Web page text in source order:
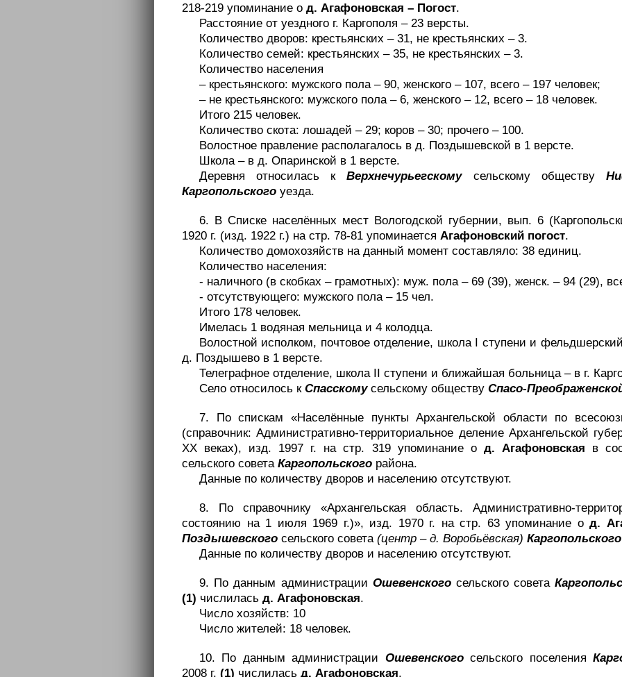
218-219 упоминание о д. Агафоновская – Погост.
Расстояние от уездного г. Каргополя – 23 версты.
Количество дворов: крестьянских – 31, не крестьянских – 3.
Количество семей: крестьянских – 35, не крестьянских – 3.
Количество населения
– крестьянского: мужского пола – 90, женского – 107, всего – 197 человек;
– не крестьянского: мужского пола – 6, женского – 12, всего – 18 человек.
Итого 215 человек.
Количество скота: лошадей – 29; коров – 30; прочего – 100.
Волостное правление располагалось в д. Поздышевской в 1 версте.
Школа – в д. Опаринской в 1 версте.
Деревня относилась кВерхнечурьегскомусельскому обществу
Каргопольского уезда.
6. В Списке населённых мест Вологодской губернии, вып. 6
1920 г. (изд. 1922 г.) на стр. 78-81 упоминается Агафоновский погост.
Количество домохозяйств на данный момент составляло: 38 единиц.
Количество населения:
- наличного (в скобках – грамотных): муж. пола – 69 (39), женск. – 94 (29),
- отсутствующего: мужского пола – 15 чел.
Итого 178 человек.
Имелась 1 водяная мельница и 4 колодца.
Волостной исполком, почтовое отделение, школа I ступени и
д. Поздышево в 1 версте.
Телеграфное отделение, школа II ступени и ближайшая больница – в г.
Село относилось к Спасскомусельскому обществу Спасо-
7. По спискам «Населённые пункты Архангельской области по
(справочник: Административно-территориальное деление Архангельской
XX веках), изд. 1997 г. на стр. 319 упоминание о д. Агафоновская в
сельского совета Каргопольского района.
Данные по количеству дворов и населению отсутствуют.
8. По справочнику «Архангельская область. Административно-
состоянию на 1 июля 1969 г.)», изд. 1970 г. на стр. 63 упоминание од.
Поздышевского сельского совета (центр – д. Воробьёвская) Каргопольского
Данные по количеству дворов и населению отсутствуют.
9. По данным администрации Ошевенскогосельского совета
(1) числилась д. Агафоновская.
Число хозяйств: 10
Число жителей: 18 человек.
10. По данным администрации Ошевенскогосельского поселения
2008 г. (1) числилась д. Агафоновская.